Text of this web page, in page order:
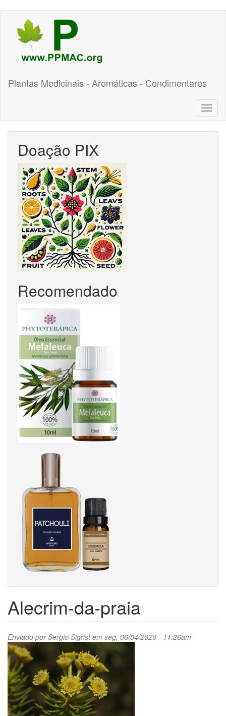
conteúdo
principal
Plantas Medicinais - Aromáticas - Condimentares
Doação PIX
Recomendado
Alecrim-da-praia
Enviado porSergio Sigristem seg, 06/04/2020 - 11:26am